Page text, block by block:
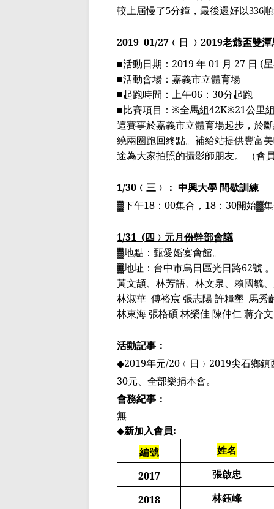
較上屆慢了5分鐘，最後還好以336
2019 01/27 ﹙日 ﹚ 2019老爺盃雙
■活動日期： 2019 年01 月 27 日 (
■活動會場：嘉義市立體育場
■起跑時間：上午06 ： 30分起跑
■比賽項目： ※全馬組42K※21公里
這賽事於嘉義市立體育場起步，於
繞兩圈跑回終點。補給站提供豐富
途為大家拍照的攝影師朋友。
（會
1/30 ﹙三﹚： 中興大學 間歇訓練
▓下午18 ： 00集合， 18 ： 30開始▓
1/31 (四﹚元月份幹部會議
▓地點：甄愛婚宴會館。
▓地址：台中市烏日區光日路62號
黃文頡、林芳語、 林文泉、賴國毓
林淑華 傅裕宸 張志陽 許糧墾 馬秀
林東海 張格碩 林榮佳 陳仲仁 蔣介
活動記事：
◆2019年元/20 ﹙日﹚ 2019尖石鄉鎮
30元、全部樂捐本會。
會務紀事：
無
◆新加入會員:
編號
姓名
2017
張啟忠
2018
林鈺峰